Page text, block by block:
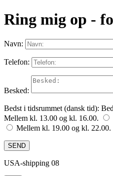
Ring mig op -
Navn:
Telefon:
Besked:
Bedst i tidsrummet (dansk tid):
Mellem kl. 13.00 og kl. 16.00.
Mellem kl. 19.00 og kl. 22.00.
SEND
USA-shipping 08